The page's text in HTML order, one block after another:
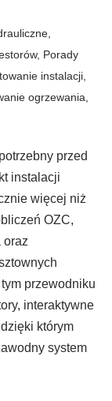
,
, Porady
instalacji,
ogrzewania,
przed
instalacji
więcej niż
OZC,
oraz
przewodniku
interaktywne
którym
system